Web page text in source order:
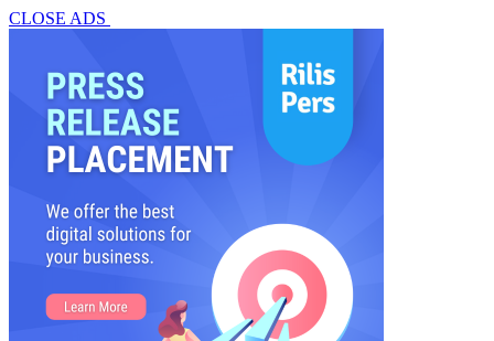
CLOSE ADS